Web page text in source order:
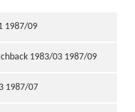
1987/09
1983/03 1987/09
1987/07